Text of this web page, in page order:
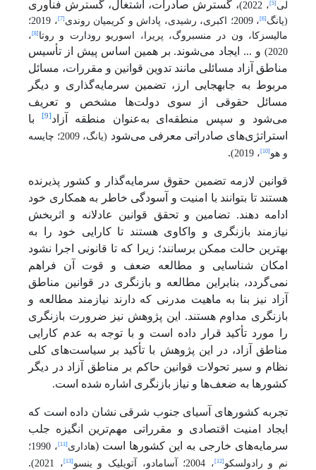
لی [5] ، 2022) ، گسترش صادرات، اشتغال، گسترش فناوری
(یانگ [6] ، 2009؛ اکبری، رشیدی، پاداش و کریمیان روندی [7] ، 2019؛
مالیسزکا، ون در منسبروگ، پریرا، اسوریو رودارت و روتا [8] ،
2020)
و ... ایجاد می‌شوند. بر همین اساس پیش از تأسیس
مناطق آزاد مسائلی مانند تدوین قوانین و مقررات، مسائل
مربوط به جابه­جایی ارز، تضمین سرمایه‌گذاری و دیگر
مسائل حقوقی از سوی دولت‌ها مشخص و تعریف
می‌شود و سپس منطقه‌ای به‌عنوان منطقه آزاد [9]
با
استراتژی‌های صادراتی معرفی می‌شود (یانگ، 2009؛
چایسه
و هو [10] ، 2019 )
.
قوانین لازمه تضمین حقوق سرمایه‌گذار و کشور پذیرنده
هستند تا بتوانند با امنیت و آسودگی خاطر به همکاری خود
ادامه دهند. تضامین و تحقق قوانین عادلانه و اثربخش
نیازمند بازنگری و واکاوی هستند تا کارایی خود را به
بهترین حالت ممکن برسانند؛ زیرا که تا قانونی اجرا نشود
امکان شناسایی و مطالعه ضعف و قوت آن فراهم
نمی‌گردد، بنابراین مطالعه و بازنگری در قوانین مناطق
آزاد نیز بنا به ماهیت مدرنی که دارند نیازمند مطالعه و
بازنگری مداوم هستند.
این پژوهش نیز ضرورت بازنگری
را مورد تأکید قرار داده است و با توجه به عدم کارایی
مناطق آزاد، در این پژوهش با تأکید بر سیاست‌های کلی
نظام و سیر تحولات قوانین حاکم بر مناطق آزاد در دیگر
کشورها به ضعف‌ها و نیاز بازنگری اشاره شده است.
تجربه کشورهای آسیای جنوب شرقی نشان داده است که
ایجاد امنیت اقتصادی و مقرراتی مهم‌ترین انگیزه جلب
سرمایه‌های خارجی به این کشورها است (هاداری [11]
، 1990؛
نم و رادولسکو [12] ، 2004؛ آسامادو، آتویلیک و ینسو [13] ، 2021)
.